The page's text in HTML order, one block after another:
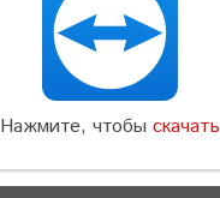
Нажмите, чтобыскачать